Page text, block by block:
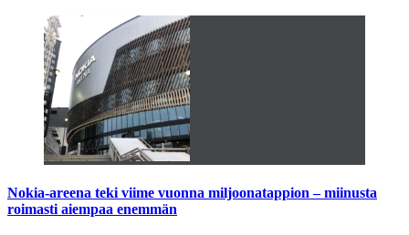
Nokia-areena teki viime vuonna miljoonatappion – miinusta
roimasti aiempaa enemmän